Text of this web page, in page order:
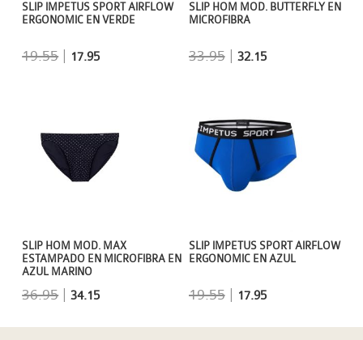
SLIP HOM MOD. BUTTERFLY EN
MICROFIBRA
33.95| 32.15
SLIP IMPETUS SPORT AIRFLOW
ERGONOMIC EN VERDE
19.55 | 17.95
SLIP IMPETUS SPORT AIRFLOW
ERGONOMIC EN AZUL
19.55| 17.95
SLIP HOM MOD. MAX
ESTAMPADO EN MICROFIBRA EN
AZUL MARINO
36.95 |34.15